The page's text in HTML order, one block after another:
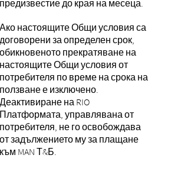
предизвестие до края на месеца.
Ако настоящите Общи условия са
договорени за определен срок,
обикновеното прекратяване на
настоящите Общи условия от
потребителя по време на срока на
ползване е изключено.
Деактивиране на RIO
Платформата, управлявана от
потребителя, не го освобождава
от задължението му за плащане
към MAN Т&Б.